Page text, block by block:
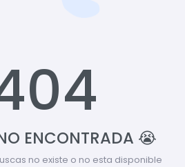
ENCONTRADA 😭
no existe o no esta disponible